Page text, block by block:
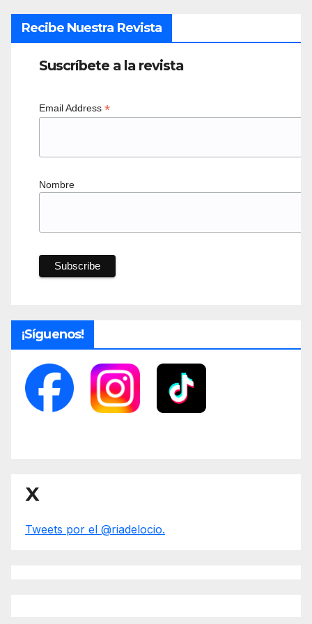
Recibe Nuestra Revista
Suscríbete a la revista
Email Address *
Nombre
¡Síguenos!
X
Tweets por el @riadelocio.